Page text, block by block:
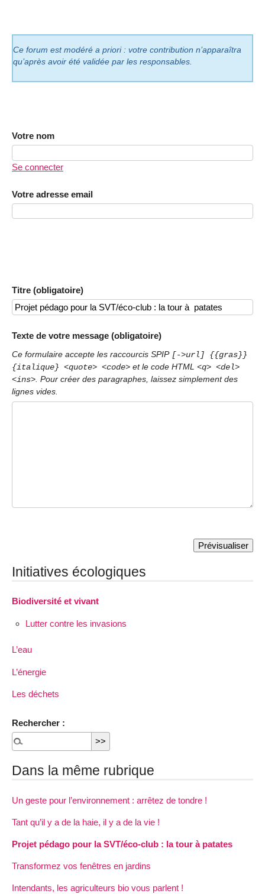
Ce forum est modéré a priori : votre contribution n’apparaîtra
qu’après avoir été validée par les responsables.
Votre nom
Se connecter
Votre adresse email
Titre (obligatoire)
Texte de votre message (obligatoire)
Ce formulaire accepte les raccourcis SPIP [->url] {{gras}}
{italique} <quote> <code> et le code HTML <q> <del>
<ins> . Pour créer des paragraphes, laissez simplement des
lignes vides.
Initiatives écologiques
Biodiversité et vivant
Lutter contre les invasions
L’eau
L’énergie
Les déchets
Rechercher :
Dans la même rubrique
Un geste pour l’environnement : arrêtez de tondre !
Tant qu’il y a de la haie, il y a de la vie !
Projet pédago pour la SVT/éco-club : la tour à patates
Transformez vos fenêtres en jardins
Intendants, les agriculteurs bio vous parlent !